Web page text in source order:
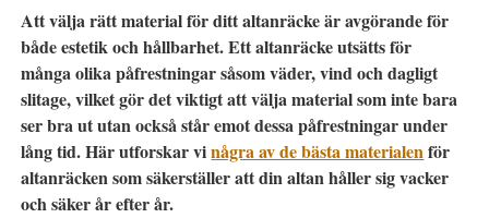
Att välja rätt material för ditt altanräcke är avgörande för
både estetik och hållbarhet. Ett altanräcke utsätts för
många olika påfrestningar såsom väder, vind och dagligt
slitage, vilket gör det viktigt att välja material som inte bara
ser bra ut utan också står emot dessa påfrestningar under
lång tid. Här utforskar vinågra av de bästa materialenför
altanräcken som säkerställer att din altan håller sig vacker
och säker år efter år.